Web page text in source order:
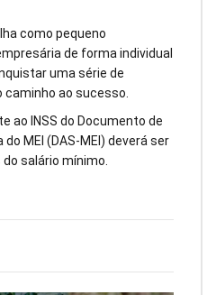
como pequeno
de forma individual
uma série de
caminho ao sucesso.
ao INSS do Documento de
MEI (DAS-MEI) deverá ser
do salário mínimo.